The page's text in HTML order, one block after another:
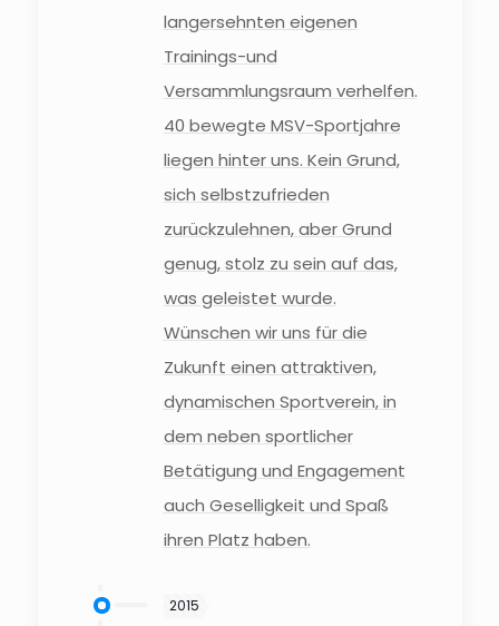
langersehnten eigenen
Trainings-und
Versammlungsraum verhelfen.
40 bewegte MSV-Sportjahre
liegen hinter uns. Kein Grund,
sich selbstzufrieden
zurückzulehnen, aber Grund
genug, stolz zu sein auf das,
was geleistet wurde.
Wünschen wir uns für die
Zukunft einen attraktiven,
dynamischen Sportverein, in
dem neben sportlicher
Betätigung und Engagement
auch Geselligkeit und Spaß
ihren Platz haben.
2015